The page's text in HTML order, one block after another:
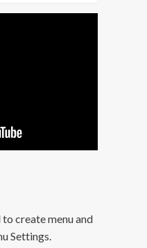
to create menu and
Settings.